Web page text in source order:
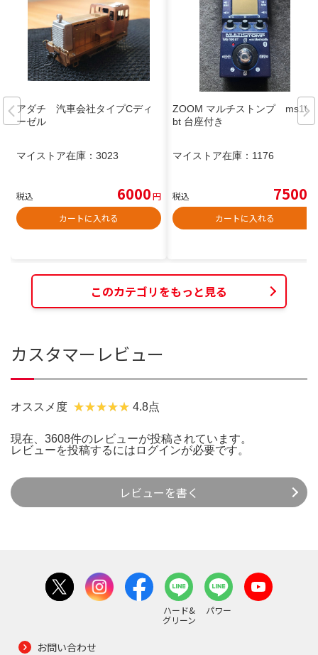
アダチ 汽車会社タイプCディ
ーゼル
マイストア在庫： 3023
税込 6000円
カートに入れる
ZOOM マルチストンプ ms100
bt 台座付き
マイストア在庫： 1176
税込 7500
カートに入れる
このカテゴリをもっと見る
カスタマーレビュー
オススメ度 4.8点
現在、3608件のレビューが投稿されています。
レビューを投稿するには ログインが必要です。
レビューを書く
ハード&
グリーン
パワー
お問い合わせ